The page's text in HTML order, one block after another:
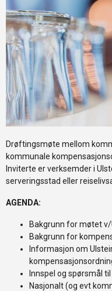
Drøftingsmøte mellom
kommunale
Inviterte er verksemder i
serveringsstad eller
AGENDA:
Bakgrunn for møtet v/
Bakgrunn for
Informasjon om
Innspel og spørsmål
Nasjonalt (og evt